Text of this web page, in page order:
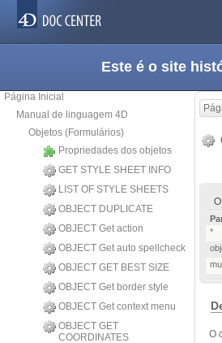
Este é o site
Página Inicial
Manual de linguagem 4D
Objetos (Formulários)
Propriedades dos objetos
GET STYLE SHEET INFO
LIST OF STYLE SHEETS
OBJECT DUPLICATE
OBJECT Get action
OBJECT Get auto spellcheck
OBJECT GET BEST SIZE
OBJECT Get border style
OBJECT Get context menu
OBJECT GET
COORDINATES
*
O